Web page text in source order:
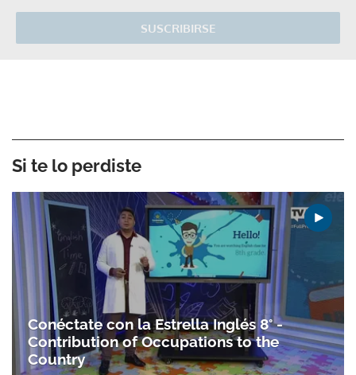
SUSCRIBIRSE
Si te lo perdiste
Conéctate con la Estrella Inglés 8° -
Contribution of Occupations to the
Country